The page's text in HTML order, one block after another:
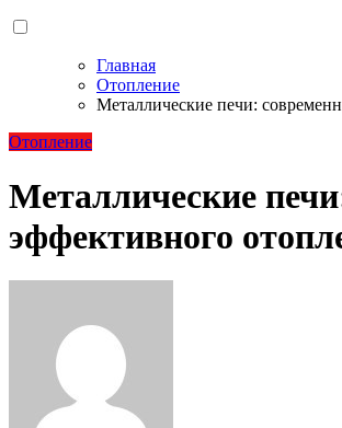
Главная
Отопление
Металлические печи:
Отопление
Металлические
эффективного